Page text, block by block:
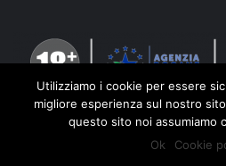
Utilizziamo i cookie per essere
migliore esperienza sul nostro
questo sito noi assumiamo
Ok
Cookie